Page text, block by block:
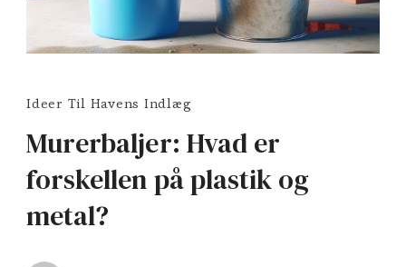
Ideer Til Havens Indlæg
Murerbaljer: Hvad er
forskellen på plastik og
metal?